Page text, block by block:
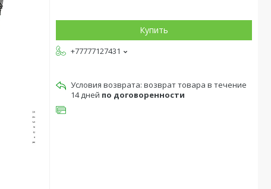
Купить
+77777127431
возврат товара в течение
14 дней по договоренности